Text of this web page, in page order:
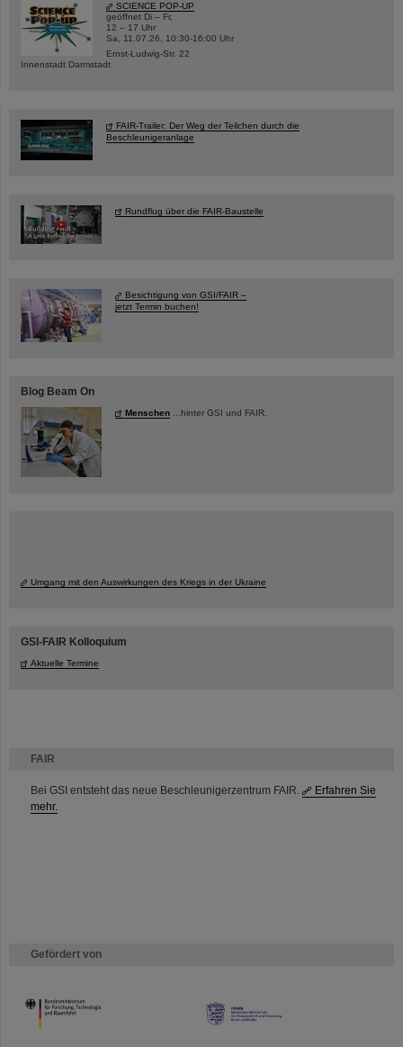
FAIR
Bei GSI entsteht das neue Beschleunigerzentrum FAIR.
Erfahren Sie
mehr.
Gefördert von
HMWK
SCIENCE POP-UP
geöffnet Di – Fr,
12 – 17 Uhr
Sa, 11.07.26, 10:30-16:00 Uhr
Ernst-Ludwig-Str. 22
Innenstadt Darmstadt
FAIR-Trailer: Der Weg der Teilchen durch die
Beschleunigeranlage
Rundflug über die FAIR-Baustelle
Besichtigung von GSI/FAIR –
jetzt Termin buchen!
Blog Beam On
Menschen ...hinter GSI und FAIR.
Umgang mit den Auswirkungen des Kriegs in der Ukraine
GSI-FAIR Kolloquium
Aktuelle Termine